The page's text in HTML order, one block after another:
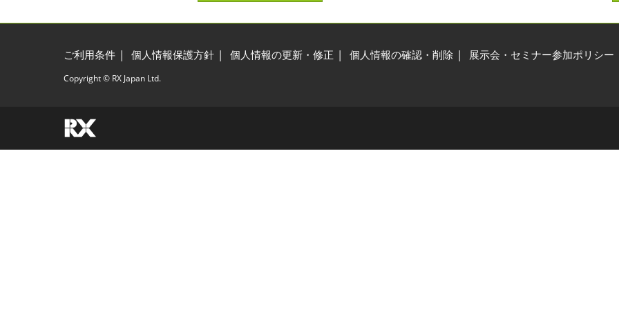
シー
ご利用条件 個人情報保護方針 個人情報の更新・修正 個人情報の確認・削除 展示会・セミナー参加ポリシー
Copyright © RX Japan Ltd.